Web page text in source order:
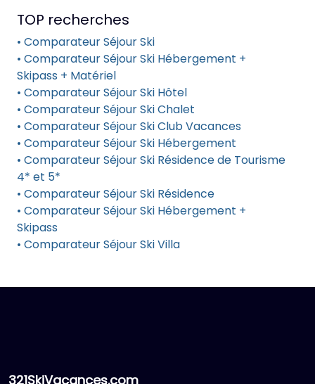
TOP recherches
• Comparateur Séjour Ski
• Comparateur Séjour Ski Hébergement +
Skipass + Matériel
• Comparateur Séjour Ski Hôtel
• Comparateur Séjour Ski Chalet
• Comparateur Séjour Ski Club Vacances
• Comparateur Séjour Ski Hébergement
• Comparateur Séjour Ski Résidence de Tourisme
4* et 5*
• Comparateur Séjour Ski Résidence
• Comparateur Séjour Ski Hébergement +
Skipass
• Comparateur Séjour Ski Villa
321SkiVacances.com